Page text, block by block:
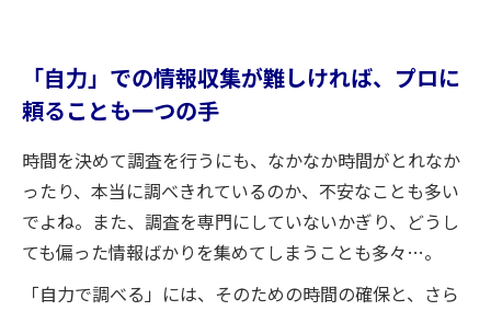
「自力」での情報収集が難しければ、プロに
頼ることも一つの手
時間を決めて調査を行うにも、なかなか時間がとれなか
ったり、本当に調べきれているのか、不安なことも多い
でよね。また、調査を専門にしていないかぎり、どうし
ても偏った情報ばかりを集めてしまうことも多々…。
「自力で調べる」には、そのための時間の確保と、さら